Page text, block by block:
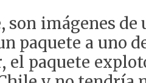
son imágenes
paquete a uno
paquete